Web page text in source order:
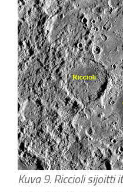
Kuva 9. Riccioli sijoitti